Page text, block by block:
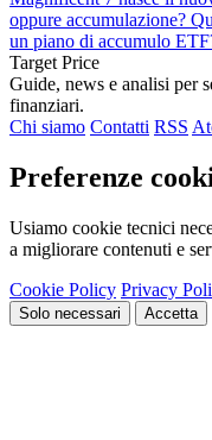
oppure accumulazione?
un piano di accumulo
Target Price
Guide, news e analisi per
finanziari.
Chi siamo Contatti RSS
Preferenze
Usiamo cookie tecnici
a migliorare contenuti e
Cookie Policy Privacy
Solo necessari Accetta